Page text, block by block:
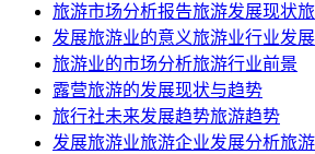
旅游市场分析报告旅游发展现状
发展旅游业的意义旅游业行业发
旅游业的市场分析旅游行业前景
露营旅游的发展现状与趋势
旅行社未来发展趋势旅游趋势
发展旅游业旅游企业发展分析旅